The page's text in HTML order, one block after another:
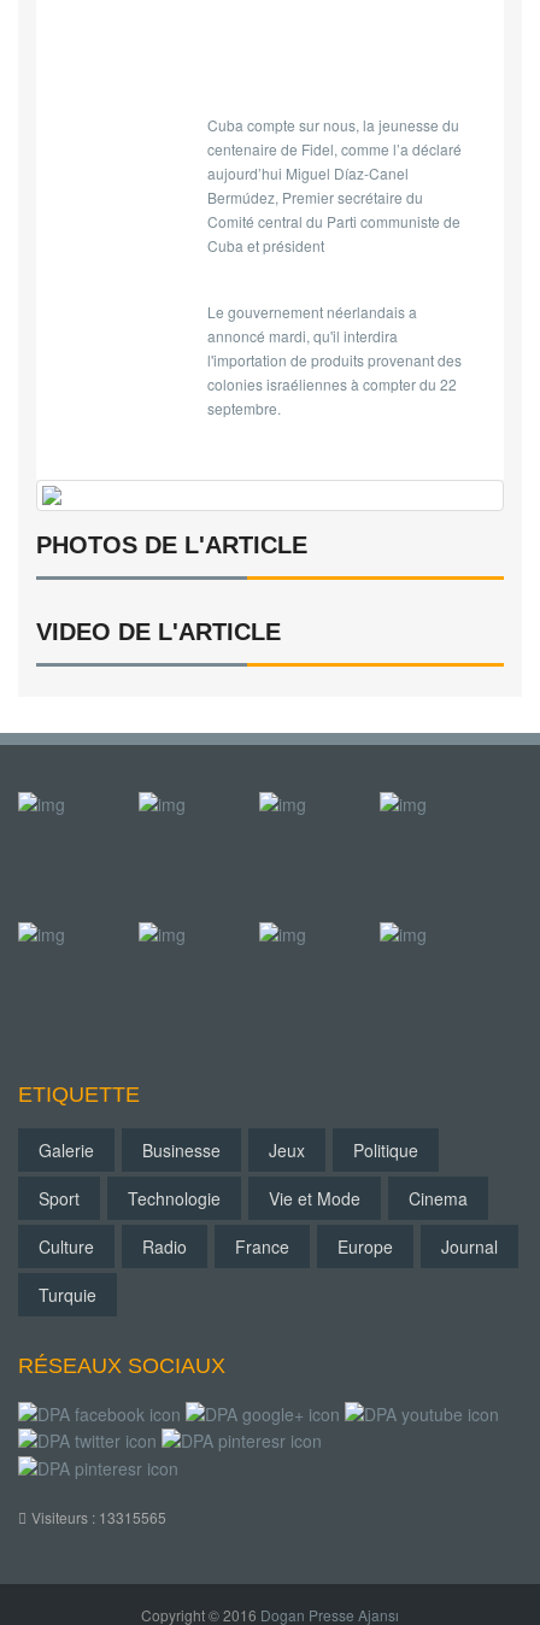
Cuba compte sur nous, la jeunesse du
centenaire de Fidel, comme l’a déclaré
aujourd’hui Miguel Díaz-Canel
Bermúdez, Premier secrétaire du
Comité central du Parti communiste de
Cuba et président
Le gouvernement néerlandais a
annoncé mardi, qu'il interdira
l'importation de produits provenant des
colonies israéliennes à compter du 22
septembre.
PHOTOS DE L'ARTICLE
VIDEO DE L'ARTICLE
ETIQUETTE
Galerie Businesse Jeux
Politique
Sport
Technologie Vie et Mode
Cinema
Culture
Radio France Europe
Journal
Turquie
RÉSEAUX SOCIAUX
Visiteurs : 13315565
Copyright © 2016 Dogan Presse Ajansı